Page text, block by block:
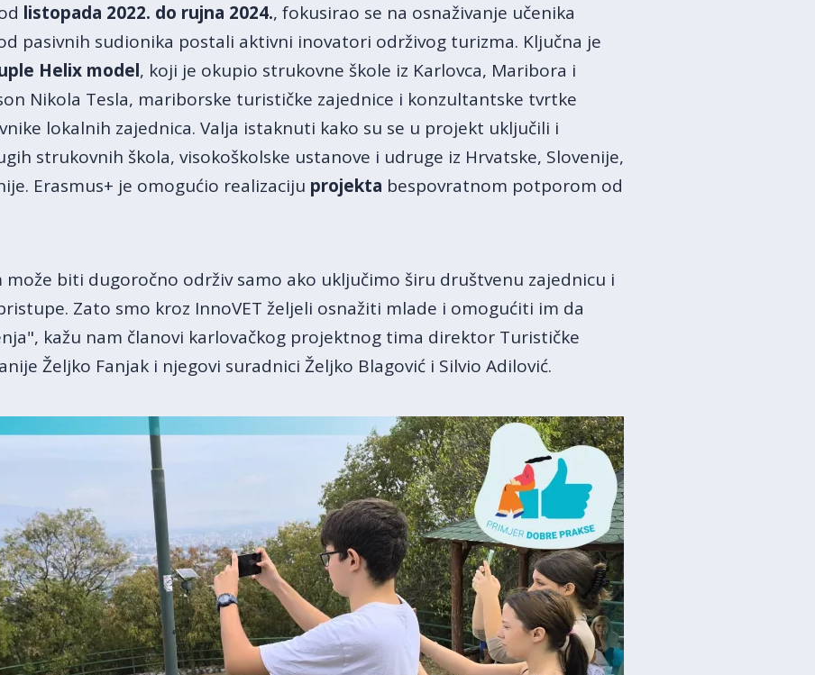
listopada 2022. do rujna 2024., fokusirao se na osnaživanje učenika
pasivnih sudionika postali aktivni inovatori održivog turizma. Ključna je
Helix model, koji je okupio strukovne škole iz Karlovca, Maribora i
Nikola Tesla, mariborske turističke zajednice i konzultantske tvrtke
lokalnih zajednica. Valja istaknuti kako su se u projekt uključili i
strukovnih škola, visokoškolske ustanove i udruge iz Hrvatske, Slovenije,
Erasmus+ je omogućio realizaciju projekta bespovratnom potporom od
biti dugoročno održiv samo ako uključimo širu društvenu zajednicu i
Zato smo kroz InnoVET željeli osnažiti mlade i omogućiti im da
kažu nam članovi karlovačkog projektnog tima direktor Turističke
Željko Fanjak i njegovi suradnici Željko Blagović i Silvio Adilović.